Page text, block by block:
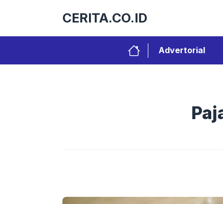
CERITA.CO.ID
Advertorial